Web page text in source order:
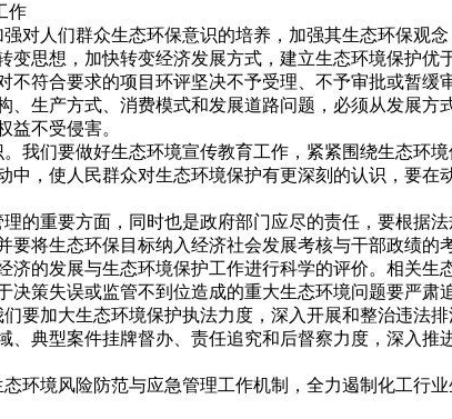
作
人们群众生态环保意识的培养，加强其生态环保观念
变思想，加快转变经济发展方式，建立生态环境保护
不符合要求的项目环评坚决不予受理、不予审批或暂
、生产方式、消费模式和发展道路问题，必须从发展
益不受侵害。
们要做好生态环境宣传教育工作，紧紧围绕生态环
，使人民群众对生态环境保护有更深刻的认识，要在
重要方面，同时也是政府部门应尽的责任，要根据
要将生态环保目标纳入经济社会发展考核与干部政绩
济的发展与生态环境保护工作进行科学的评价。相关
策失误或监管不到位造成的重大生态环境问题要严肃
加大生态环境保护执法力度，深入开展和整治违法
、典型案件挂牌督办、责任追究和后督察力度，深入
境风险防范与应急管理工作机制，全力遏制化工行